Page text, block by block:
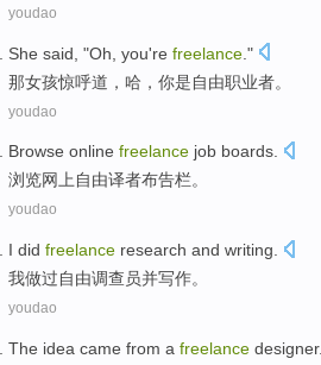
youdao
She said , "Oh, you're freelance ."
那女孩惊呼道 ，哈， 你是自由职业者。
youdao
Browse online freelance job boards.
浏览网上自由译者布告栏。
youdao
I did freelance research and writing
我做过自由调查员并写作。
youdao
The idea came from a freelance designer.